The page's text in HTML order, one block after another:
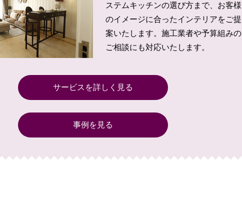
ステムキッチンの選び方まで、お客様
のイメージに合ったインテリアをご提
案いたします。施工業者や予算組みの
ご相談にも対応いたします。
サービスを詳しく見る
事例を見る